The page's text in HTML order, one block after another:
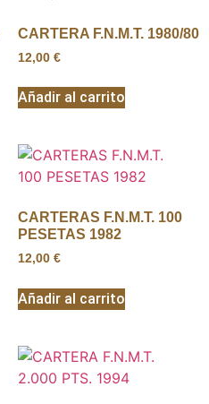
CARTERA F.N.M.T. 1980/80
12,00 €
Añadir al carrito
CARTERAS F.N.M.T. 100
PESETAS 1982
12,00 €
Añadir al carrito